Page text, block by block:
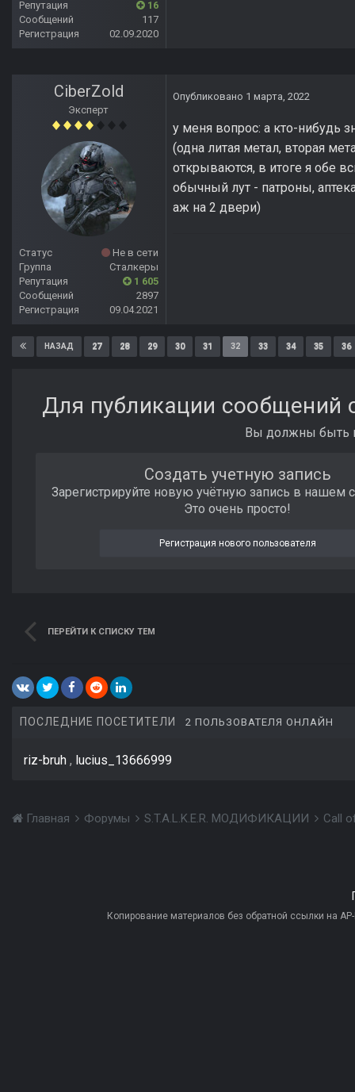
Репутация
16
Сообщений
117
Регистрация
02.09.2020
CiberZold
Эксперт
Статус
Не в сети
Группа
Сталкеры
Репутация
1 605
Сообщений
2897
Регистрация
09.04.2021
Опубликовано 1 марта, 2022
у меня вопрос: а кто-нибудь
(одна литая метал, вторая
открываются, в итоге я обе
обычный лут - патроны,
аж на 2 двери)
НАЗАД 27 28 29 30 31 32 33 34 35 36
Для публикации сообщений
Вы должны быть
Создать учетную запись
Зарегистрируйте новую учётную запись в нашем
Это очень просто!
Регистрация нового пользователя
ПЕРЕЙТИ К СПИСКУ ТЕМ
ПОСЛЕДНИЕ ПОСЕТИТЕЛИ 2 ПОЛЬЗОВАТЕЛЯ ОНЛАЙН
riz-bruh lucius_13666999
Главная Форумы S.T.A.L.K.E.R. МОДИФИКАЦИИ Call
Копирование материалов без обратной ссылки на